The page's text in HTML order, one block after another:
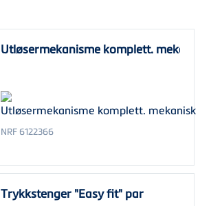
Utløsermekanisme komplett. mekanisk
NRF 6122366
Trykkstenger "Easy fit" par